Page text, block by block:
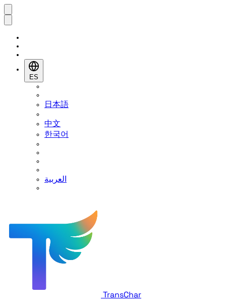
ES
日本語
中文
한국어
العربية
TransChar